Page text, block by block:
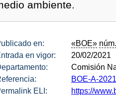
ambiente.
en: «BOE» núm.
en vigor:
20/02/2021
Comisión
BOE-A-
ELI:
https://